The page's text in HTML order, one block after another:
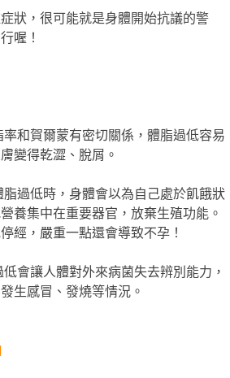
狀，很可能就是身體開始抗議的警
喔！
率​和賀爾蒙有密切關係，體脂過低容易
變得乾澀、脫屑。
脂過低時，身體會以為自己處於飢餓狀
養集中在重要器官，放棄生殖功能。
經，嚴重一點還會導致不孕！
會讓人體對外來病菌失去辨別能力，
生感冒、發燒等情況。